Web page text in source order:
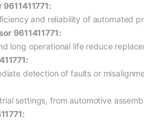
and reliability of automated
9611411771:
long operational life reduce
detection of faults or
settings, from automotive